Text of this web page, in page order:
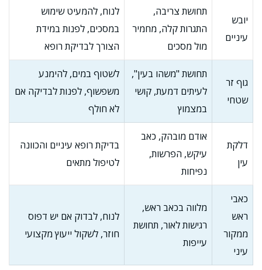
יובש
עיניים
תחושת צריבה,
התגרות קלה, מחמיר
מול מסכים
לנוח, להמעיט שימוש
במסכים, לפנות במידת
הצורך לבדיקת רופא
גוף זר
שטחי
תחושת "משהו בעין",
לעיתים דמעת, קושי
במצמוץ
לשטוף במים, להימנע
משפשוף, לפנות לבדיקה אם
לא חולף
דלקת
עין
אודם מובהק, כאב
עיקש, הפרשות,
נפיחות
בדיקת רופא עיניים והכוונה
לטיפול מתאים
כאבי
ראש
ממקור
עיני
מלווה בכאב ראש,
רגישות לאור, תחושת
עייפות
לנוח, לבדוק אם יש דפוס
חוזר, לשקול ייעוץ מקצועי